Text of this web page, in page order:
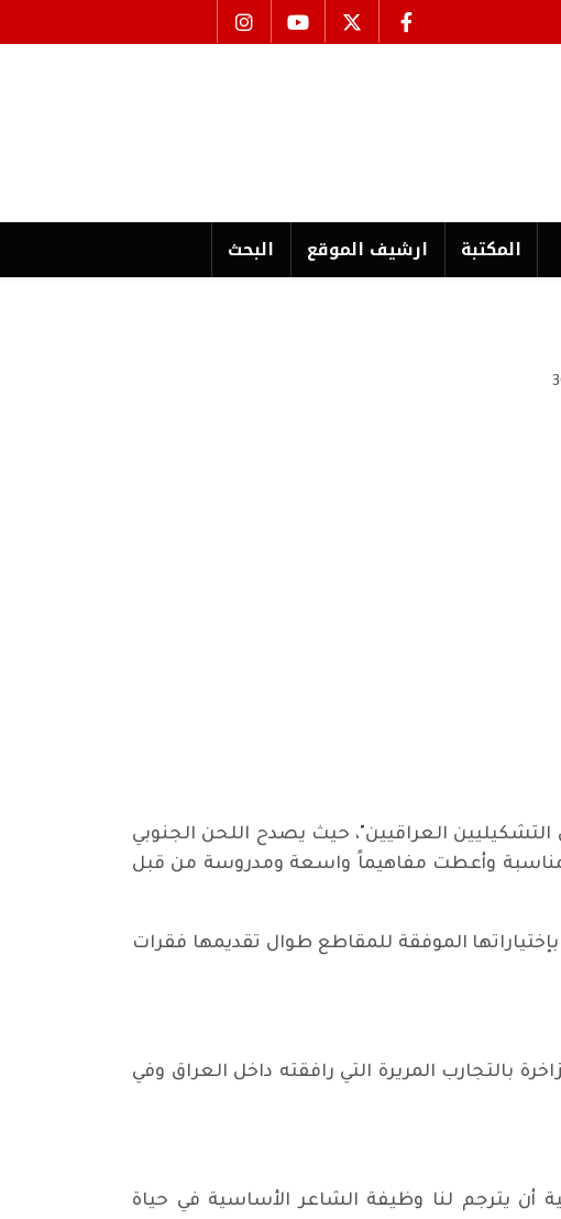
المكتبة ارشیف الموقع البحث
٢٠١٨، وضمن نشاط "جمعية الفنانين التشكيليين العراقيين"، حيث يصدح اللحن الجنوبي
وأعطت مفاهيماً واسعة ومدروسة من قبل
الموفقة للمقاطع طوال تقديمها فقرات
بالتجارب المريرة التي رافقته داخل العراق وفي
أن يترجم لنا وظيفة الشاعر الأساسية في حياة